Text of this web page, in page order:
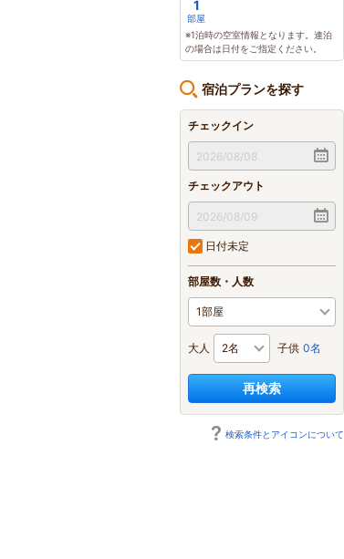
1
部屋
※1泊時の空室情報となります。連泊
の場合は日付をご指定ください。
宿泊プランを探す
チェックイン
チェックアウト
日付未定
部屋数・人数
大人 子供 0名
再検索
検索条件とアイコンについて